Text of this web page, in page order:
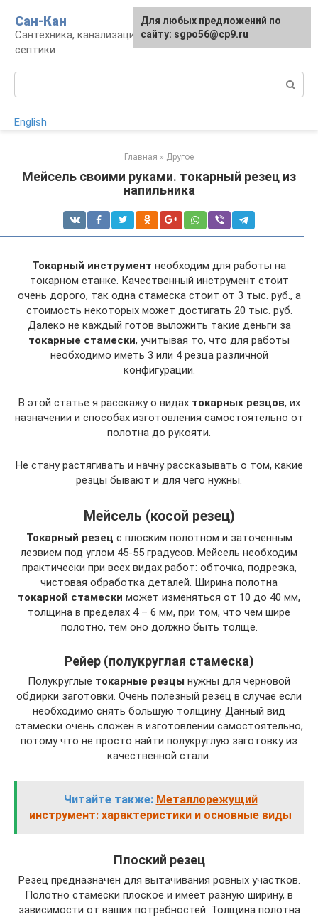
контенту
Сан-Кан
Сантехника, канализация, водопровод,
септики
English
Главная » Другое
Мейсель своими руками. токарный резец из
напильника
Токарный инструмент необходим для работы на
токарном станке. Качественный инструмент стоит
очень дорого, так одна стамеска стоит от 3 тыс. руб., а
стоимость некоторых может достигать 20 тыс. руб.
Далеко не каждый готов выложить такие деньги за
токарные стамески, учитывая то, что для работы
необходимо иметь 3 или 4 резца различной
конфигурации.
В этой статье я расскажу о видах токарных резцов, их
назначении и способах изготовления самостоятельно от
полотна до рукояти.
Не стану растягивать и начну рассказывать о том, какие
резцы бывают и для чего нужны.
Мейсель (косой резец)
Токарный резец с плоским полотном и заточенным
лезвием под углом 45-55 градусов. Мейсель необходим
практически при всех видах работ: обточка, подрезка,
чистовая обработка деталей. Ширина полотна
токарной стамески может изменяться от 10 до 40 мм,
толщина в пределах 4 – 6 мм, при том, что чем шире
полотно, тем оно должно быть толще.
Рейер (полукруглая стамеска)
Полукруглые токарные резцы нужны для черновой
обдирки заготовки. Очень полезный резец в случае если
необходимо снять большую толщину. Данный вид
стамески очень сложен в изготовлении самостоятельно,
потому что не просто найти полукруглую заготовку из
качественной стали.
Читайте также: Металлорежущий
инструмент: характеристики и основные виды
Плоский резец
Резец предназначен для вытачивания ровных участков.
Полотно стамески плоское и имеет разную ширину, в
зависимости от ваших потребностей. Толщина полотна
Для любых предложений по
сайту: sgpo56@cp9.ru